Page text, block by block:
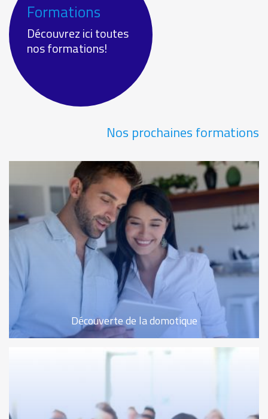
Formations
Découvrez ici toutes
nos formations!
Découverte de la domotique
Nos prochaines formations